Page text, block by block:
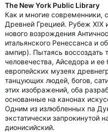
The New York Public Library
Как и многие современники,
Древней Грецией. Рубеж XIX
нового возрождения
итальянского Ренессанса и
ампир). Пытаясь воссоздать
человечества, Айседора и
европейских музеях
танцующих людей, богов,
этих изображений, оба
основанные на канонах
Одним из излюбленных па
экстатически запрокинутой
дионисийский.